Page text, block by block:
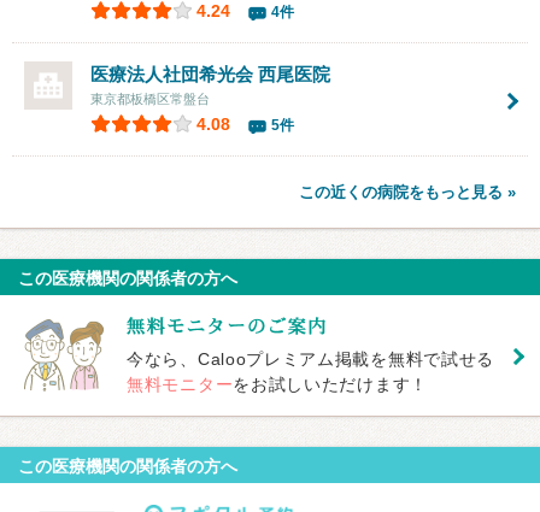
4.24 4件
医療法人社団希光会西尾医院
東京都板橋区常盤台
4.08 5件
この近くの病院をもっと見る »
この医療機関の関係者の方へ
今なら、Calooプレミアム掲載を無料で試せる
無料モニターをお試しいただけます！
この医療機関の関係者の方へ